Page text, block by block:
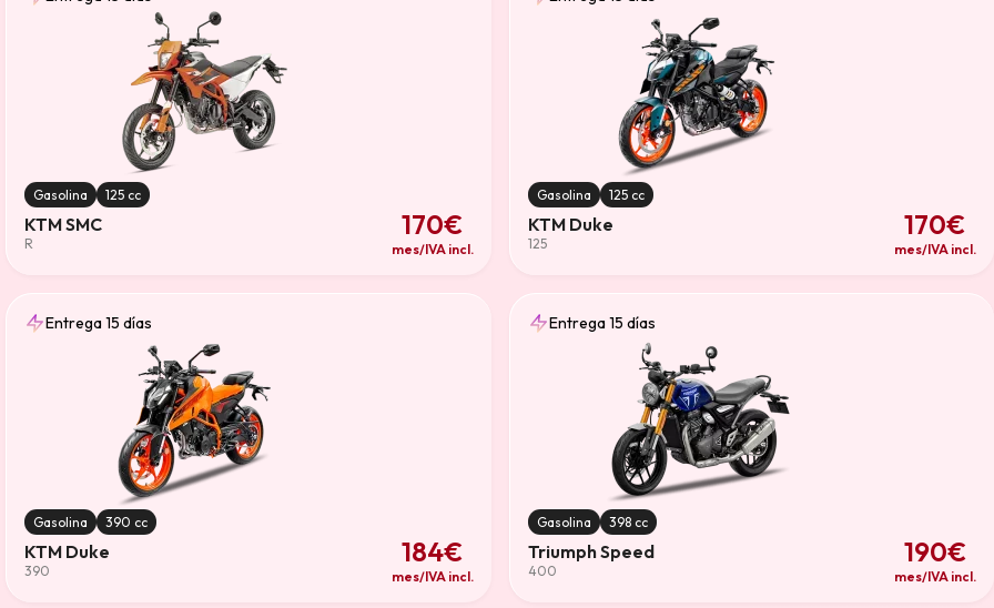
Gasolina 125 cc
KTM SMC
R
170€
mes/IVA incl.
Gasolina 125 cc
KTM Duke
125
170€
mes/IVA incl.
Entrega 15 días
Gasolina 390 cc
KTM Duke
390
184€
mes/IVA incl.
Entrega 15 días
Gasolina 398 cc
Triumph Speed
400
190€
mes/IVA incl.